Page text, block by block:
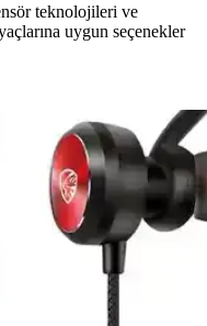
teknolojileri ve
uygun seçenekler